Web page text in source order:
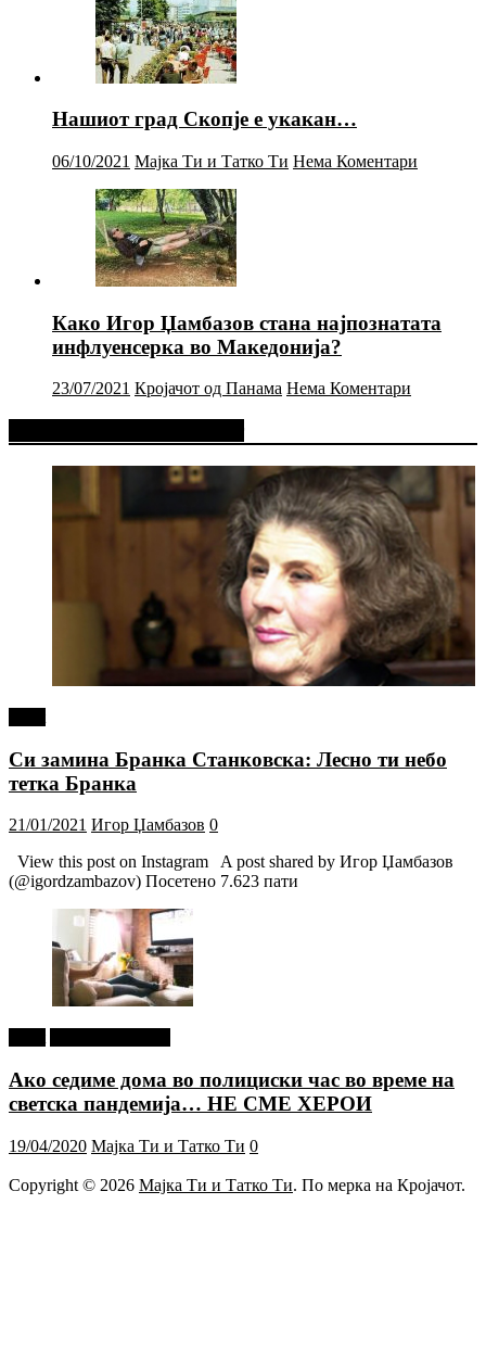
Нашиот град Скопје е укакан…
06/10/2021 Мајка Ти и Татко Ти Нема Коментари
Како Игор Џамбазов стана најпознатата
инфлуенсерка во Македонија?
23/07/2021 Кројачот од Панама Нема Коментари
Си замина Бранка Станковска: Лесно ти небо
тетка Бранка
21/01/2021 Игор Џамбазов 0
View this post on Instagram A post shared by Игор Џамбазов
(@igordzambazov) Посетено 7.623 пати
Ако седиме дома во полициски час во време на
светска пандемија… НЕ СМЕ ХЕРОИ
19/04/2020 Мајка Ти и Татко Ти 0
Copyright © 2026 Мајка Ти и Татко Ти. По мерка на Кројачот.